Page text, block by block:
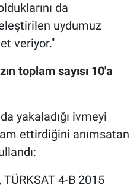
da
uydumuz
veriyor."
toplam sayısı 10'a
yakaladığı ivmeyi
ettirdiğini anımsatan
4-B 2015